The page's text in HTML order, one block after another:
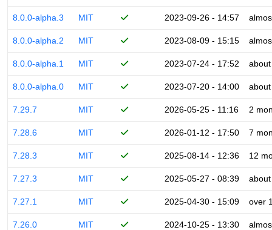
8.0.0-alpha.3 MIT 2023-09-26 - 14:57
8.0.0-alpha.2 MIT 2023-08-09 - 15:15
8.0.0-alpha.1 MIT 2023-07-24 - 17:52
8.0.0-alpha.0 MIT 2023-07-20 - 14:00
7.29.7 MIT 2026-05-25 - 11:16 2
7.28.6 MIT 2026-01-12 - 17:50 7
7.28.3 MIT 2025-08-14 - 12:36 12
7.27.3 MIT 2025-05-27 - 08:39
7.27.1 MIT 2025-04-30 - 15:09 over
7.26.0 MIT 2024-10-25 - 13:30